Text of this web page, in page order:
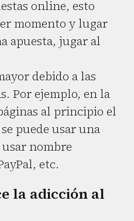
online, esto
momento y lugar
apuesta, jugar al
debido a las
Por ejemplo, en la
al principio el
puede usar una
usar nombre
etc.
la adicción al